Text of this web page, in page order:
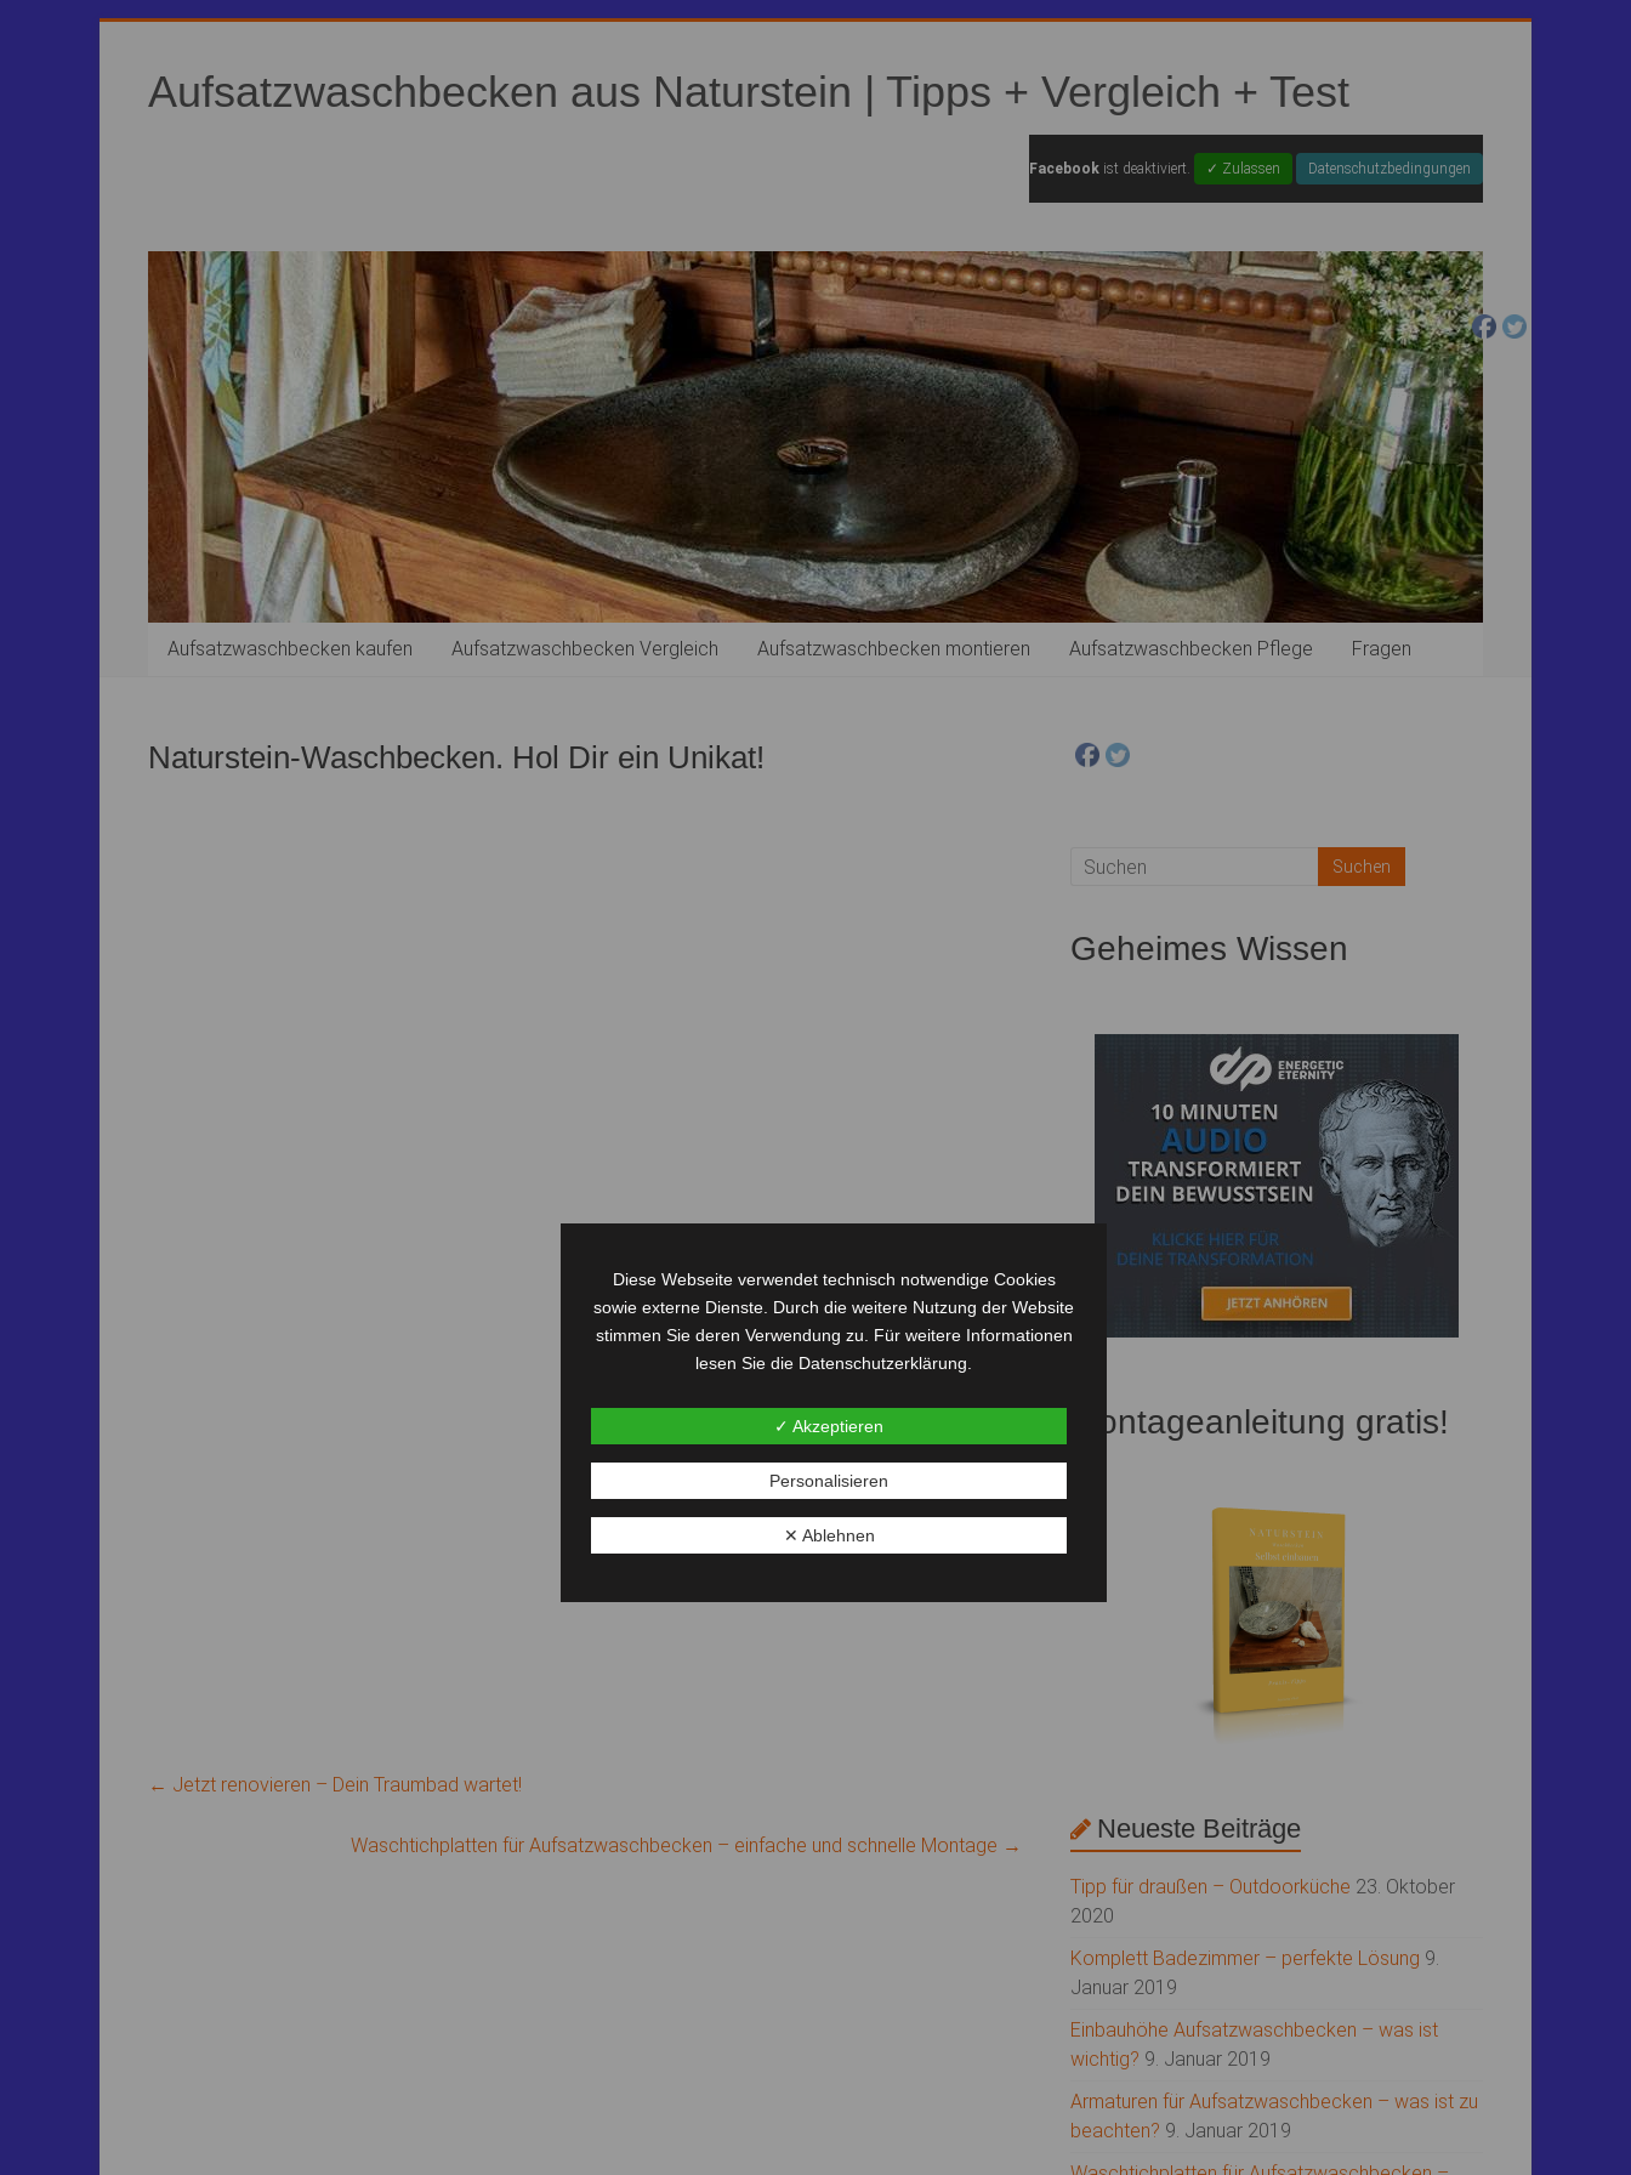
Aufsatzwaschbecken aus Naturstein | Tipps + Vergleich + Test
Facebook ist deaktiviert. ✓ Zulassen Datenschutzbedingungen
Aufsatzwaschbecken kaufen Aufsatzwaschbecken Vergleich Aufsatzwaschbecken montieren Aufsatzwaschbecken Pflege Fragen
Naturstein-Waschbecken. Hol Dir ein Unikat!
← Jetzt renovieren – Dein Traumbad wartet!
Waschtichplatten für Aufsatzwaschbecken – einfache und schnelle Montage →
Datenschutzbedingungen
Geheimes Wissen
Montageanleitung gratis!
Neueste Beiträge
Tipp für draußen – Outdoorküche 23. Oktober
2020
Komplett Badezimmer – perfekte Lösung 9.
Januar 2019
Einbauhöhe Aufsatzwaschbecken – was ist
wichtig? 9. Januar 2019
Armaturen für Aufsatzwaschbecken – was ist zu
beachten? 9. Januar 2019
Diese Webseite verwendet technisch notwendige Cookies
sowie externe Dienste. Durch die weitere Nutzung der Website
stimmen Sie deren Verwendung zu. Für weitere Informationen
lesen Sie die Datenschutzerklärung
✓ Akzeptieren
Personalisieren
✕ Ablehnen